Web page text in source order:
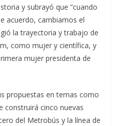
y subrayó que “cuando
acuerdo, cambiamos el
la trayectoria y trabajo de
como mujer y científica, y
mujer presidenta de
propuestas en temas como
construirá cinco nuevas
del Metrobús y la línea de